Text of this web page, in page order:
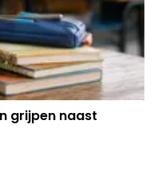
grijpen naast